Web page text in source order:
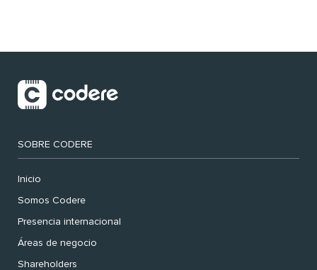
SOBRE CODERE
Inicio
Somos Codere
Presencia internacional
Áreas de negocio
Shareholders